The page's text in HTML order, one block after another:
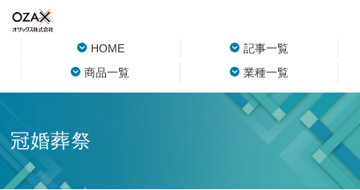
HOME
記事一覧
商品一覧
業種一覧
冠婚葬祭